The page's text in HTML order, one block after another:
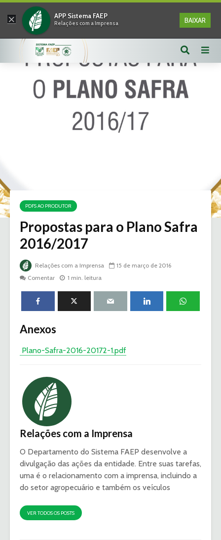
× APP Sistema FAEP
Relações com a Imprensa BAIXAR
PDFS AO PRODUTOR
Propostas para o Plano Safra
2016/2017
Relações com a Imprensa
15 de março de 2016
Comentar
1 min. leitura
Anexos
Plano-Safra-2016-20172-1.pdf
Relações com a Imprensa
O Departamento do Sistema FAEP desenvolve a
divulgação das ações da entidade. Entre suas tarefas,
uma é o relacionamento com a imprensa, incluindo a
do setor agropecuário e também os veículos
VER TODOS OS POSTS